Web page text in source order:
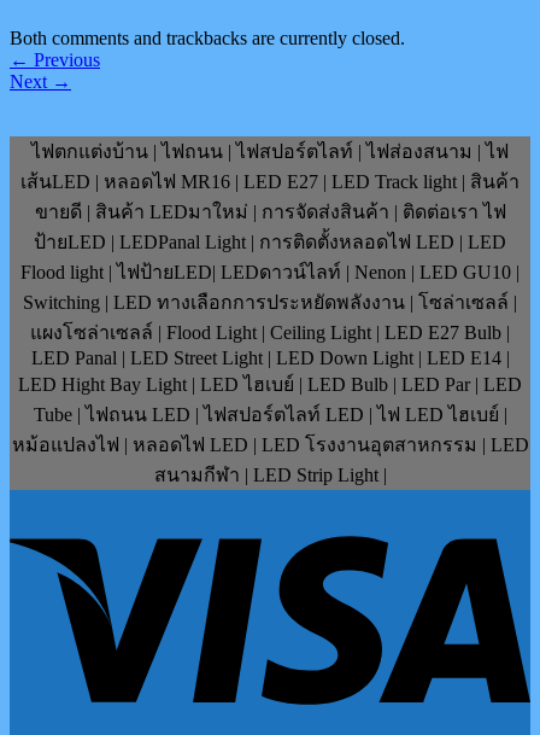
Both comments and trackbacks are currently closed.
← Previous
Next →
ไฟตกแต่งบ้าน | ไฟถนน | ไฟสปอร์ตไลท์ | ไฟส่องสนาม | ไฟ
เส้นLED | หลอดไฟ MR16 | LED E27 | LED Track light | สินค้า
ขายดี | สินค้า LEDมาใหม่ | การจัดส่งสินค้า | ติดต่อเรา ไฟ
ป้ายLED | LEDPanal Light | การติดตั้งหลอดไฟ LED | LED
Flood light | ไฟป้ายLED| LEDดาวน์ไลท์ | Nenon | LED GU10 |
Switching | LED ทางเลือกการประหยัดพลังงาน | โซล่าเซลล์ |
แผงโซล่าเซลล์ | Flood Light | Ceiling Light | LED E27 Bulb |
LED Panal | LED Street Light | LED Down Light | LED E14 |
LED Hight Bay Light | LED ไฮเบย์ | LED Bulb | LED Par | LED
Tube | ไฟถนน LED | ไฟสปอร์ตไลท์ LED | ไฟ LED ไฮเบย์ |
หม้อแปลงไฟ | หลอดไฟ LED | LED โรงงานอุตสาหกรรม | LED
สนามกีฬา | LED Strip Light |